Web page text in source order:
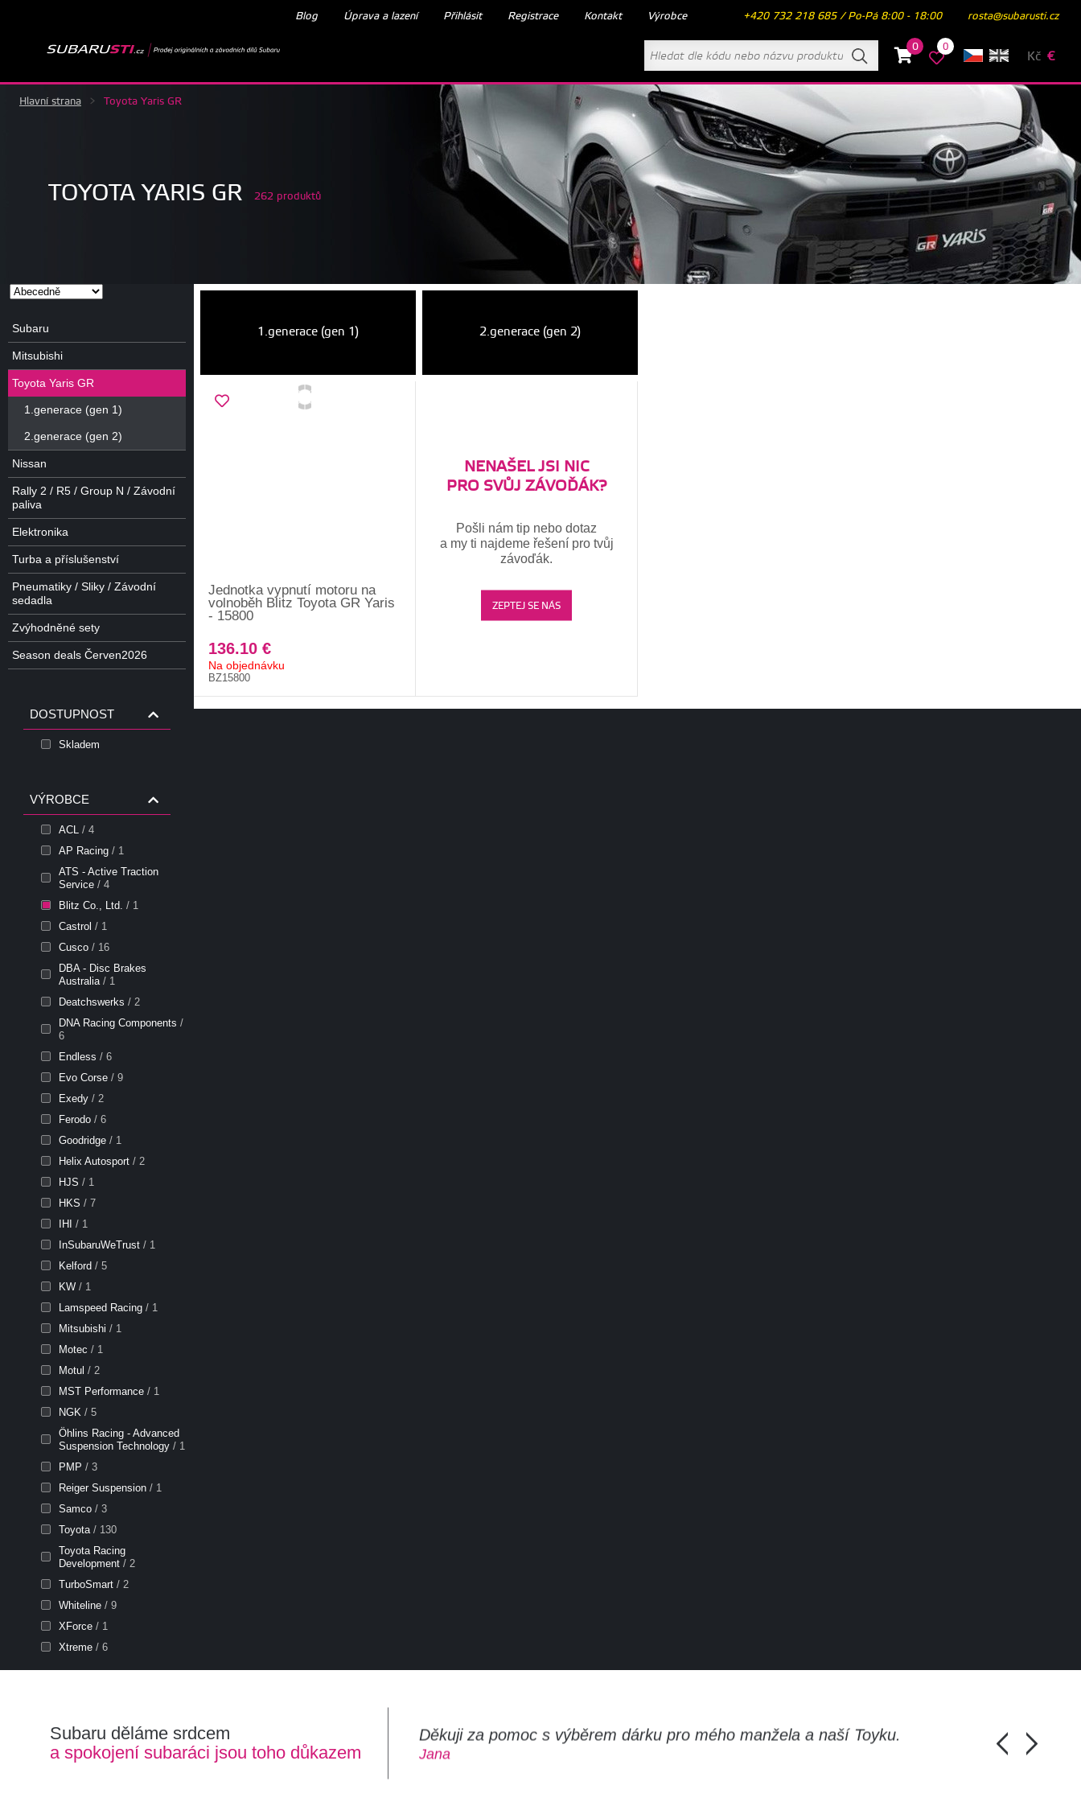
Blog Úprava a lazení Přihlásit Registrace Kontakt Výrobce +420 732 218 685 / Po-Pá 8:00 - 18:00 rosta@subarusti.cz
0 0
Kč €
Hlavní strana > Toyota Yaris GR
TOYOTA YARIS GR 262 produktů
Subaru
Mitsubishi
Toyota Yaris GR
1.generace (gen 1)
2.generace (gen 2)
Nissan
Rally 2 / R5 / Group N / Závodní
paliva
Elektronika
Turba a příslušenství
Pneumatiky / Sliky / Závodní
sedadla
Zvýhodněné sety
Season deals Červen2026
DOSTUPNOST
Skladem
VÝROBCE
ACL / 4
AP Racing / 1
ATS - Active Traction
Service / 4
Blitz Co., Ltd. / 1
Castrol / 1
Cusco / 16
DBA - Disc Brakes
Australia / 1
Deatchswerks / 2
DNA Racing Components /
6
Endless / 6
Evo Corse / 9
Exedy / 2
Ferodo / 6
Goodridge / 1
Helix Autosport / 2
HJS / 1
HKS / 7
IHI / 1
InSubaruWeTrust / 1
Kelford / 5
KW / 1
Lamspeed Racing / 1
Mitsubishi / 1
Motec / 1
Motul / 2
MST Performance / 1
NGK / 5
Öhlins Racing - Advanced
Suspension Technology / 1
PMP / 3
Reiger Suspension / 1
Samco / 3
Toyota / 130
Toyota Racing
Development / 2
TurboSmart / 2
Whiteline / 9
XForce / 1
Xtreme / 6
1.generace (gen 1) 2.generace (gen 2)
Jednotka vypnutí motoru na
volnoběh Blitz Toyota GR Yaris
- 15800
136.10 €
Na objednávku
BZ15800
NENAŠEL JSI NIC
PRO SVŮJ ZÁVOĎÁK?
Pošli nám tip nebo dotaz
a my ti najdeme řešení pro tvůj
závoďák.
ZEPTEJ SE NÁS
Subaru děláme srdcem
a spokojení subaráci jsou toho důkazem
Děkuji za pomoc s výběrem dárku pro mého manžela a naší Toyku.
Jana
Chlapi, moc
Honza Pánka,